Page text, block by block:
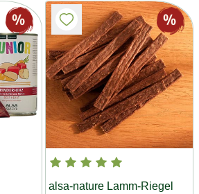
alsa-nature Lamm-Riegel